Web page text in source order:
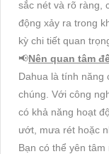
sắc nét và rõ ràng,
động xảy ra trong
kỳ chi tiết quan
📢Nên quan tâm
Dahua là tính năng
chúng. Với công
có khả năng hoạt
ướt, mưa rét hoặc
Bạn có thể yên